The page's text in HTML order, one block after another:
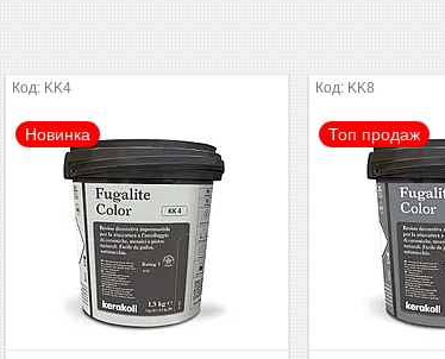
KK4
Новинка
KK8
Топ продаж